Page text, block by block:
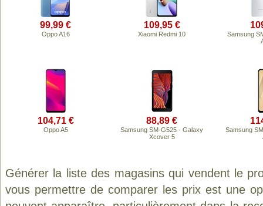
99,99 €
Oppo A16
109,95 €
Xiaomi Redmi 10
Samsung
104,71 €
Oppo A5
88,89 €
Samsung SM-G525 - Galaxy
Xcover 5
Samsung
Générer la liste des magasins qui vendent le
vous permettre de comparer les prix est une